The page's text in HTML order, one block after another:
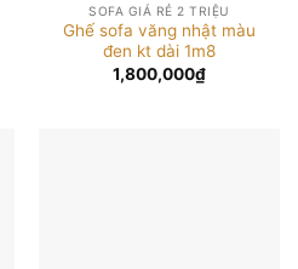
SOFA GIÁ RẺ 2 TRIỆU
Ghế sofa văng nhật màu
đen kt dài 1m8
1,800,000₫